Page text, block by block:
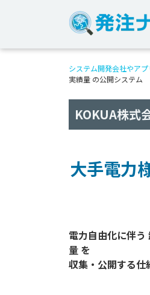
システム開発会社やア
実績量 の公開システム
KOKUA株式
大手電力
電力自由化に伴
量 を